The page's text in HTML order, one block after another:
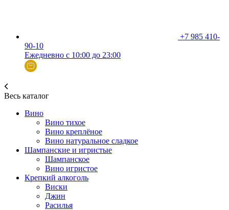
+7 985 410-
90-10
Ежедневно с 10:00 до 23:00
Весь каталог
Вино
Вино тихое
Вино креплёное
Вино натуральное сладкое
Шампанские и игристые
Шампанское
Вино игристое
Крепкий алкоголь
Виски
Джин
Расилья